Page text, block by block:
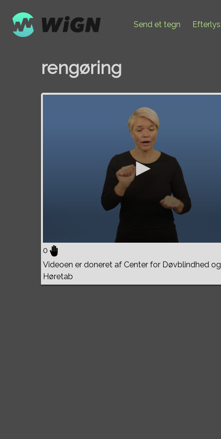
Send et tegn
rengøring
0
Videoen er doneret af Center for Døvblindhed og
Høretab